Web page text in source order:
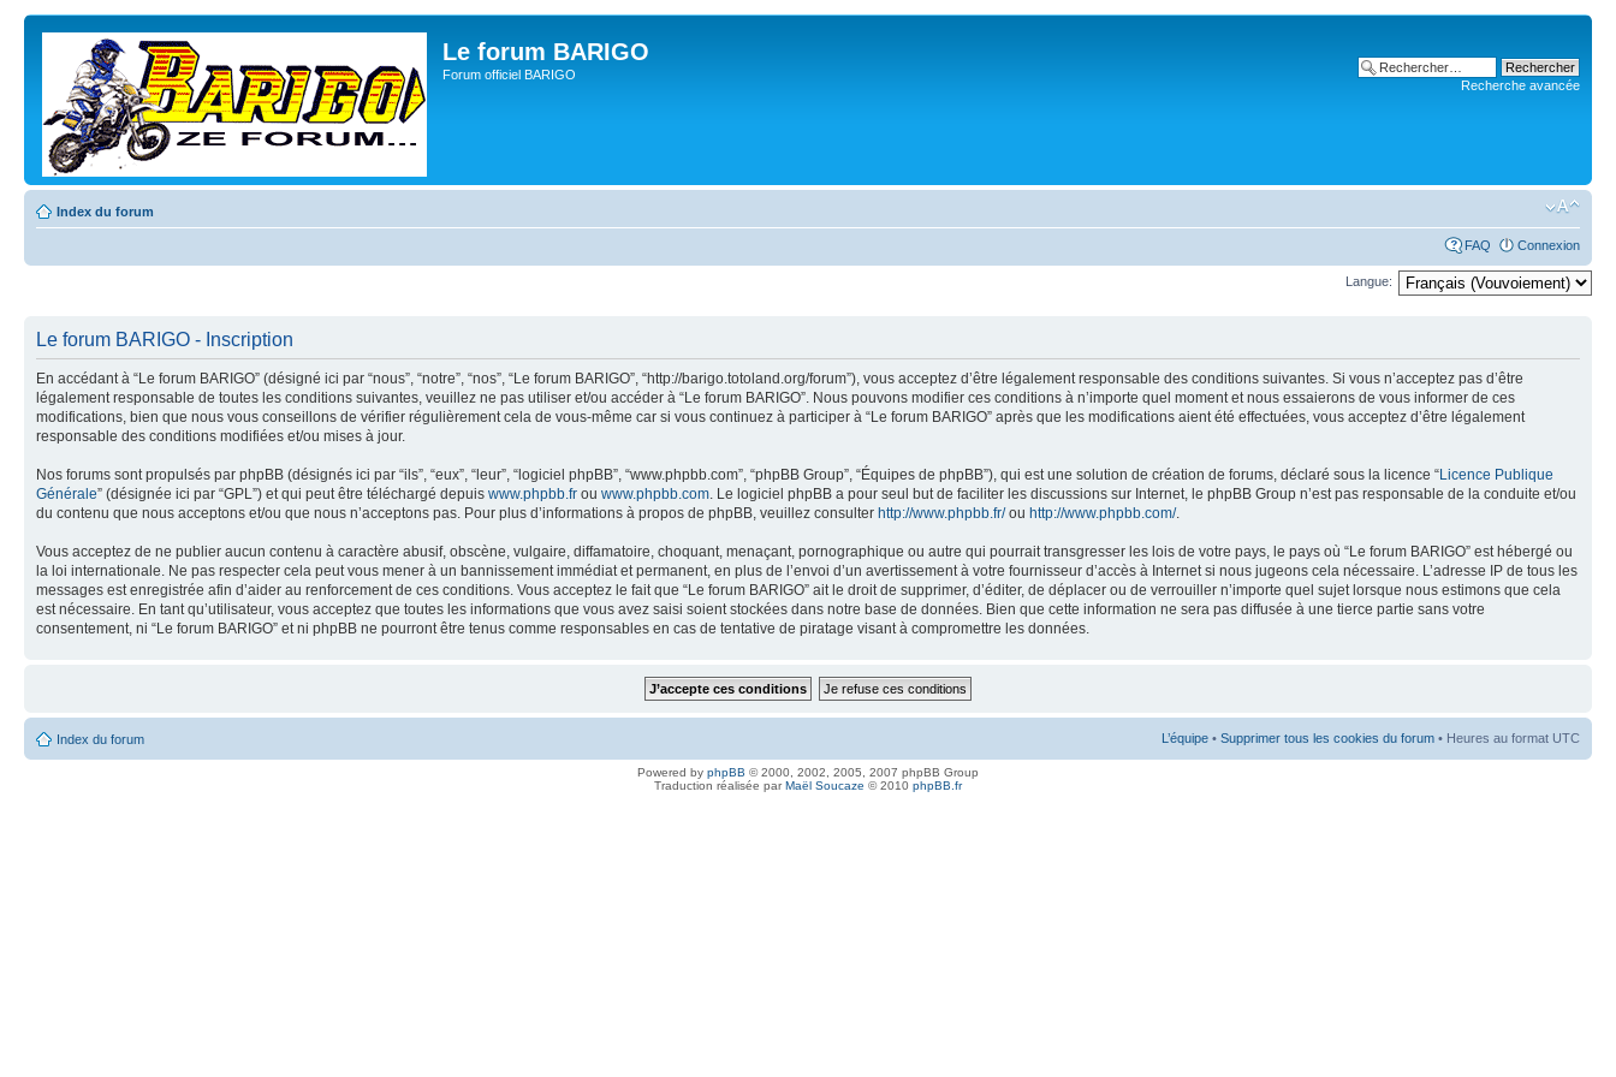
Le forum BARIGO
Forum officiel BARIGO
Recherche avancée
Index du forum
FAQ Connexion
Langue:
Le forum BARIGO - Inscription
En accédant à “Le forum BARIGO” (désigné ici par “nous”, “notre”, “nos”, “Le forum BARIGO”, “http://barigo.totoland.org/forum”), vous acceptez d’être légalement responsable des conditions suivantes. Si vous n’acceptez pas d’être
légalement responsable de toutes les conditions suivantes, veuillez ne pas utiliser et/ou accéder à “Le forum BARIGO”. Nous pouvons modifier ces conditions à n’importe quel moment et nous essaierons de vous informer de ces
modifications, bien que nous vous conseillons de vérifier régulièrement cela de vous-même car si vous continuez à participer à “Le forum BARIGO” après que les modifications aient été effectuées, vous acceptez d’être légalement
responsable des conditions modifiées et/ou mises à jour.
Nos forums sont propulsés par phpBB (désignés ici par “ils”, “eux”, “leur”, “logiciel phpBB”, “www.phpbb.com”, “phpBB Group”, “Équipes de phpBB”), qui est une solution de création de forums, déclaré sous la licence “Licence Publique
Générale” (désignée ici par “GPL”) et qui peut être téléchargé depuis www.phpbb.fr ou www.phpbb.com . Le logiciel phpBB a pour seul but de faciliter les discussions sur Internet, le phpBB Group n’est pas responsable de la conduite et/ou
du contenu que nous acceptons et/ou que nous n’acceptons pas. Pour plus d’informations à propos de phpBB, veuillez consulter http://www.phpbb.fr/ou http://www.phpbb.com/.
Vous acceptez de ne publier aucun contenu à caractère abusif, obscène, vulgaire, diffamatoire, choquant, menaçant, pornographique ou autre qui pourrait transgresser les lois de votre pays, le pays où “Le forum BARIGO” est hébergé ou
la loi internationale. Ne pas respecter cela peut vous mener à un bannissement immédiat et permanent, en plus de l’envoi d’un avertissement à votre fournisseur d’accès à Internet si nous jugeons cela nécessaire. L’adresse IP de tous les
messages est enregistrée afin d’aider au renforcement de ces conditions. Vous acceptez le fait que “Le forum BARIGO” ait le droit de supprimer, d’éditer, de déplacer ou de verrouiller n’importe quel sujet lorsque nous estimons que cela
est nécessaire. En tant qu’utilisateur, vous acceptez que toutes les informations que vous avez saisi soient stockées dans notre base de données. Bien que cette information ne sera pas diffusée à une tierce partie sans votre
consentement, ni “Le forum BARIGO” et ni phpBB ne pourront être tenus comme responsables en cas de tentative de piratage visant à compromettre les données.
Index du forum L’équipe • Supprimer tous les cookies du forum • Heures au format UTC
Powered by phpBB © 2000, 2002, 2005, 2007 phpBB Group
Traduction réalisée parMaël Soucaze © 2010 phpBB.fr